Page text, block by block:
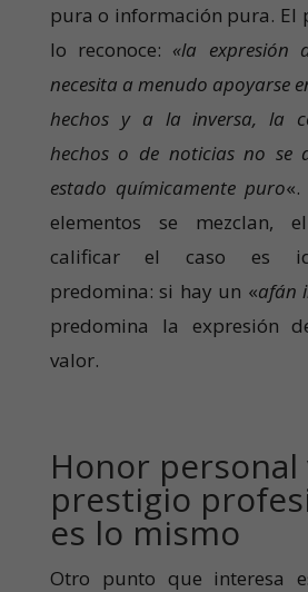
pura o información pura. El
lo reconoce: «la expresión
necesita a menudo apoyarse
hechos y a la inversa, la
hechos o de noticias no se
estado químicamente puro
elementos se mezclan,
calificar el caso es
predomina: si hay un «afán
predomina la expresión
valor.
Honor personal
prestigio
es lo mismo
Otro punto que interesa